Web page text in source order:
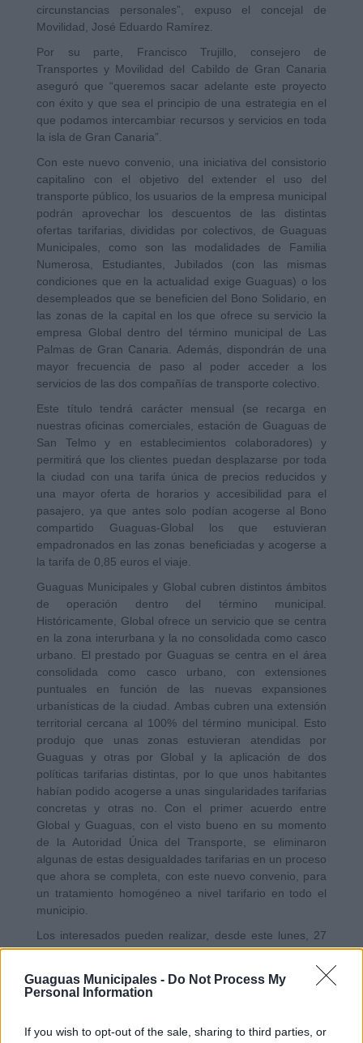
Guaguas Municipales - Do Not Process My
Personal Information
If you wish to opt-out of the sale, sharing to third parties, or
circunstancias personales”, expuso el concejal de
Movilidad, José Eduardo Ramírez.
Por su parte, Francisco Trujillo, consejero de
Transportes y Movilidad del Cabildo de Gran Canaria
aseguró que “queremos sacar adelante este proyecto
con éxito y que sea el principio de una estrategia en el
que podamos intercambiar recursos y servicios en toda
la isla de Gran Canaria”.
Con este nuevo convenio, una iniciativa del consistorio
capitalino con el objetivo del extender el uso del
transporte público, los usuarios de la empresa municipal
podrán aprovechar los descuentos de las distintas
ofertas tarifarias, divididas por colectivos, de Guaguas
Municipales, como son las modalidades de Familia
Numerosa, Estudiantes, Jubilados (con las mismas
condiciones que en la actualidad exige Guaguas) o los
desempleados que se beneficien del Bono Solidario, en
las zonas de la capital en los que ofrece su servicio la
empresa Global dentro del término municipal de Las
Palmas de Gran Canaria. Además, dispondrán de una
mayor frecuencia de paso al poder acceder a los
servicios de las dos compañías de transporte colectivo.
Este título tendrá carácter mensual (se recarga en
nuestras oficinas comerciales, estación de Guaguas de
San Telmo y en establecimientos colaboradores) y
permitirá que los clientes puedan desplazarse por toda
la ciudad con una tarifa única de precios reducidos y
una mayor oferta de horarios y accesibilidad para el
pasajero, ya que antes solo podían acogerse al Bono
compartido Guaguas-Global los que estuvieran
empadronados en las zonas beneficiadas y acogerse a
la tarifa de 0,85 euros el viaje.
Guaguas Municipales y Global cubren distintos ámbitos
de operación dentro del término municipal.
Históricamente, Global ofrece un servicio que se centra
en la zona interurbana y la no consolidada como casco
urbano. El prestado por Guaguas se centra en el área
consolidada como casco urbano, con extensiones
puntuales en función de las nuevas expansiones
urbanísticas de la ciudad. Ambas cubren una extensión
territorial cercana al 100% del término municipal. Esto
produjo que unas zonas estuvieran atendidas por
Guaguas y otras por Global y la aplicación de dos
políticas tarifarias distintas, por lo que unos habitantes
habían podido acogerse a unas singularidades tarifarias
concretas y otras no. Con el primer acuerdo entre
Global y Guaguas, con el visto bueno en su momento
de la Autoridad Única del Transporte, se eliminaron
algunas de estas desigualdades tarifarias en un proceso
que ahora se completa, con este nuevo convenio, para
un tratamiento homogéneo a nivel tarifario en todo el
municipio.
Los interesados pueden realizar, desde este lunes, 27
de marzo, los trámites pertinentes a través de
. Para ello debe rellenar el formulario
correspondiente, adjuntar una foto y aportar una copia
nueva tarjeta unificada invalida las anteriores, por lo que